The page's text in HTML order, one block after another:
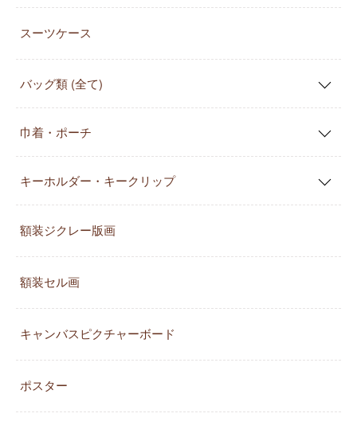
スーツケース
バッグ類 (全て)
巾着・ポーチ
キーホルダー・キークリップ
額装ジクレー版画
額装セル画
キャンバスピクチャーボード
ポスター